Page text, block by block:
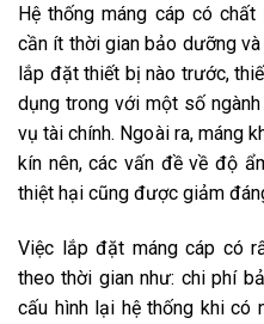
Hệ thống máng cáp có
cần ít thời gian bảo dưỡng
lắp đặt thiết bị nào trước,
dụng trong với một số
vụ tài chính. Ngoài ra, máng
kín nên, các vấn đề về độ
thiệt hại cũng được giảm
Việc lắp đặt máng cáp có
theo thời gian như: chi phí
cấu hình lại hệ thống khi có